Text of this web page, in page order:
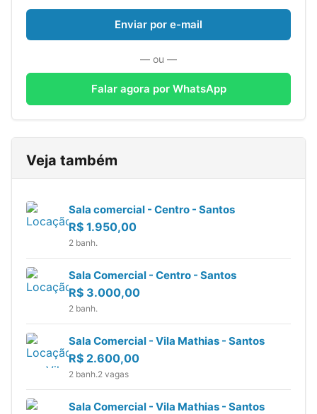
Enviar por e-mail
— ou —
Falar agora por WhatsApp
Veja também
Sala comercial - Centro - Santos
R$ 1.950,00
2 banh.
Sala Comercial - Centro - Santos
R$ 3.000,00
2 banh.
Sala Comercial - Vila Mathias - Santos
R$ 2.600,00
2 banh.2 vagas
Sala Comercial - Vila Mathias - Santos